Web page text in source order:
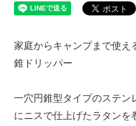
家庭からキャンプまで使え
錐ドリッパー
一穴円錐型タイプのステン
にニスで仕上げたラタンを